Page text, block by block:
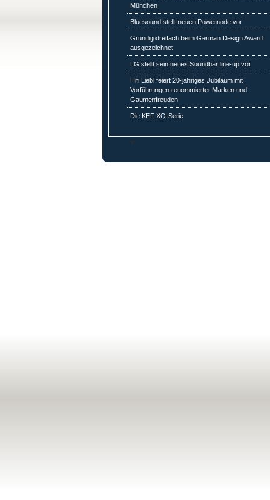
München
Bluesound stellt neuen Powernode vor
Grundig dreifach beim German Design Award
ausgezeichnet
LG stellt sein neues Soundbar line-up vor
Hifi Liebl feiert 20-jähriges Jubiläum mit
Vorführungen renommierter Marken und
Gaumenfreuden
Die KEF XQ-Serie